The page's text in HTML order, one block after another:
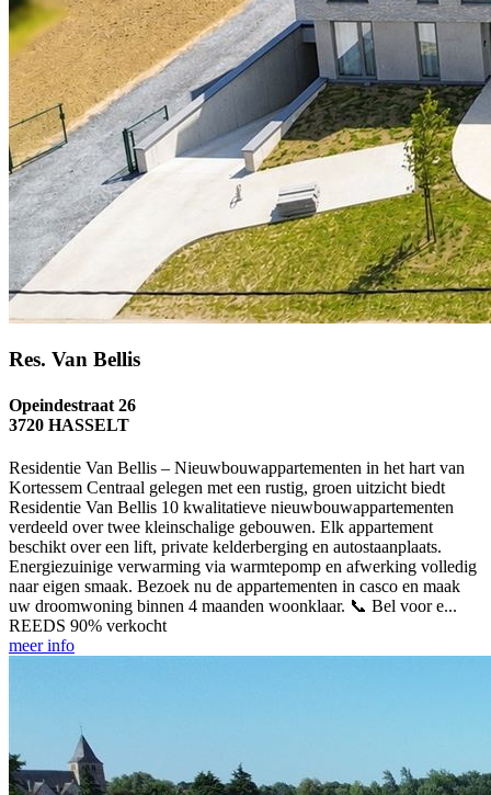
Res. Van Bellis
Opeindestraat 26
3720 HASSELT
Residentie Van Bellis – Nieuwbouwappartementen in het hart van
Kortessem Centraal gelegen met een rustig, groen uitzicht biedt
Residentie Van Bellis 10 kwalitatieve nieuwbouwappartementen
verdeeld over twee kleinschalige gebouwen. Elk appartement
beschikt over een lift, private kelderberging en autostaanplaats.
Energiezuinige verwarming via warmtepomp en afwerking volledig
naar eigen smaak. Bezoek nu de appartementen in casco en maak
uw droomwoning binnen 4 maanden woonklaar. 📞 Bel voor e...
REEDS 90% verkocht
meer info